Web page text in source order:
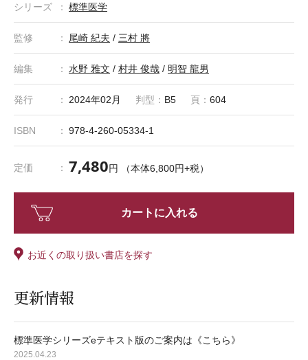
●『標準医学シリーズ 医学書院eテキスト版』は「基礎セット」「臨
●各セットは、該当する領域のタイトルをセットにしたもので、すべ
ての標準シリーズがセットになっているわけではございません。
シリーズ 標準医学
監修 尾崎 紀夫 / 三村 將
編集 水野 雅文 / 村井 俊哉 / 明智 龍男
発行 2024年02月 判型： B5 頁： 604
ISBN 978-4-260-05334-1
定価 7,480円 （本体6,800円+税）
カートに入れる
お近くの取り扱い書店を探す
更新情報
標準医学シリーズeテキスト版のご案内は《こちら》
2025.04.23